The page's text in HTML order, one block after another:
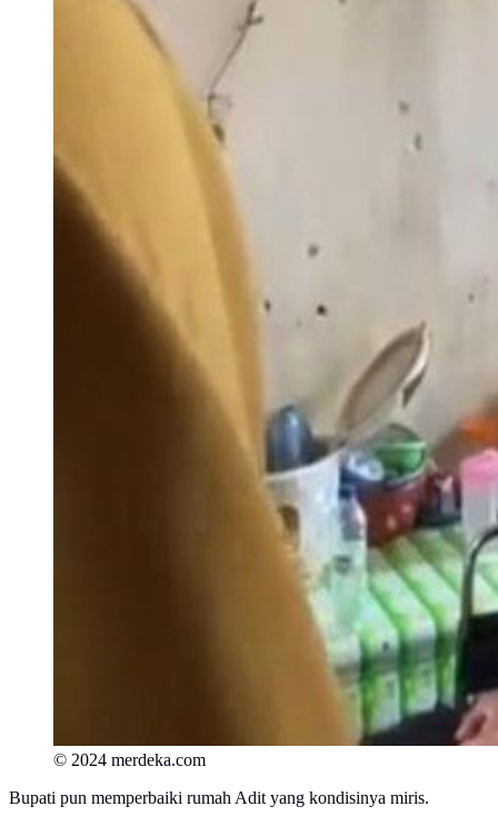
© 2024 merdeka.com
Bupati pun memperbaiki rumah Adit yang kondisinya miris.